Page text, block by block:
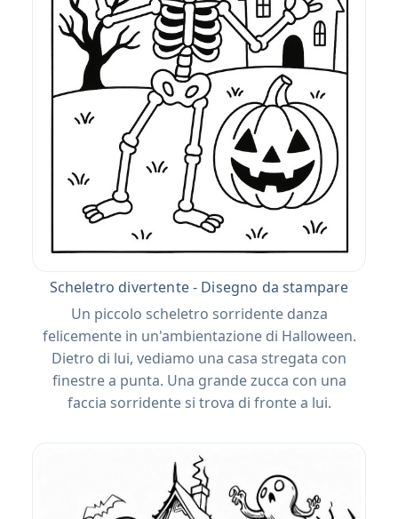
Scheletro divertente - Disegno da stampare
Un piccolo scheletro sorridente danza
felicemente in un'ambientazione di Halloween.
Dietro di lui, vediamo una casa stregata con
finestre a punta. Una grande zucca con una
faccia sorridente si trova di fronte a lui.